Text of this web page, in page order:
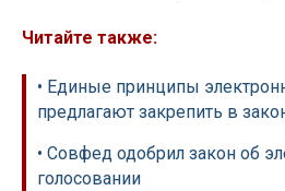
Читайте также:
• Единые принципы
предлагают закрепить в
• Совфед одобрил закон об
голосовании